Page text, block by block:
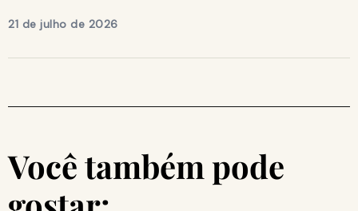
21 de julho de 2026
Você também pode